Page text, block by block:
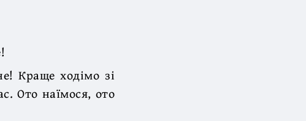
Краще ходімо зі
Ото наїмося, ото